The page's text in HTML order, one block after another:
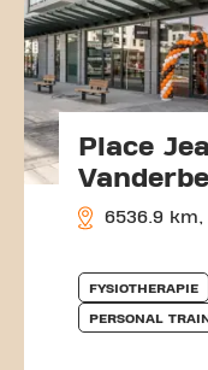
Place
6536.9
FYSIOTHERAPIE
PERSONAL